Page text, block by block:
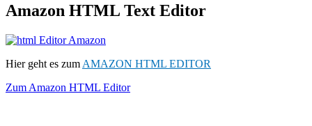
Amazon HTML Text Editor
Hier geht es zum AMAZON HTML EDITOR
Zum Amazon HTML Editor